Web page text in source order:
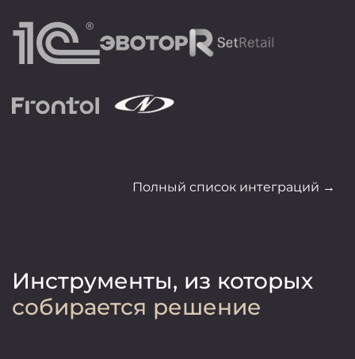
Полный список интеграций →
Инструменты, из которых
собирается решение